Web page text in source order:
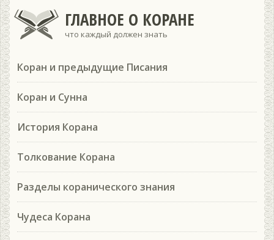
ГЛАВНОЕ О КОРАНЕ
что каждый должен знать
Коран и предыдущие Писания
Коран и Сунна
История Корана
Толкование Корана
Разделы коранического знания
Чудеса Корана